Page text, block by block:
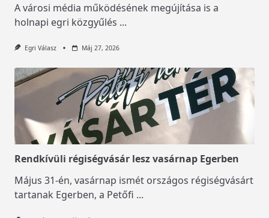
A városi média működésének megújítása is a
holnapi egri közgyűlés ...
Egri Válasz Máj 27, 2026
Rendkívüli régiségvásár lesz vasárnap Egerben
Május 31-én, vasárnap ismét országos régiségvásárt
tartanak Egerben, a Petőfi ...